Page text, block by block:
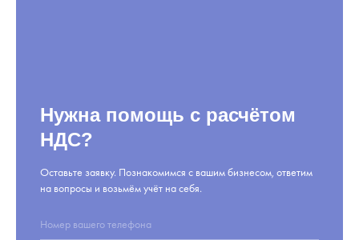
Нужна помощь с расчётом
НДС?
Оставьте заявку. Познакомимся с вашим бизнесом, ответим
на вопросы и возьмём учёт на себя.